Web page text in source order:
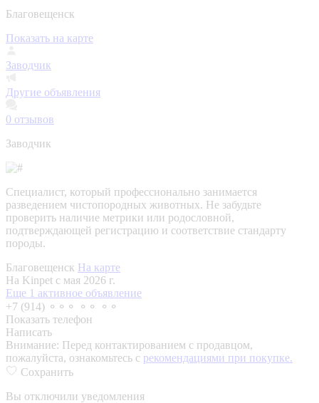
Благовещенск
Показать на карте
Заводчик
Другие объявления
0 отзывов
Заводчик
Специалист, который профессионально занимается
разведением чистопородных животных. Не забудьте
проверить наличие метрики или родословной,
подтверждающей регистрацию и соответствие стандарту
породы.
Благовещенск На карте
На Kinpet c мая 2026 г.
Еще 1 активное объявление
+7 (914) ⚬⚬⚬ ⚬⚬ ⚬⚬
Показать телефон
Написать
Внимание: Перед контактированием с продавцом,
пожалуйста, ознакомьтесь с рекомендациями при покупке.
Сохранить
Вы отключили уведомления